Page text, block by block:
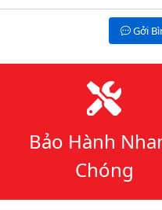
Gởi
Bảo Hành
Chóng